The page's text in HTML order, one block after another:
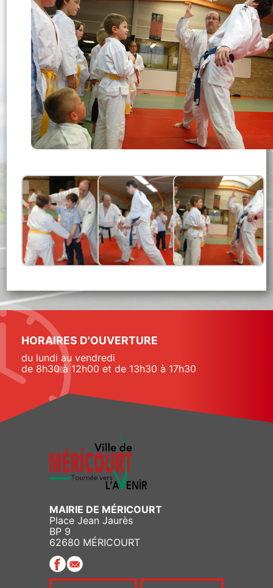
HORAIRES D'OUVERTURE
du lundi au vendredi
de 8h30 à 12h00 et de 13h30 à 17h30
MAIRIE DE MÉRICOURT
Place Jean Jaurès
BP 9
62680 MÉRICOURT